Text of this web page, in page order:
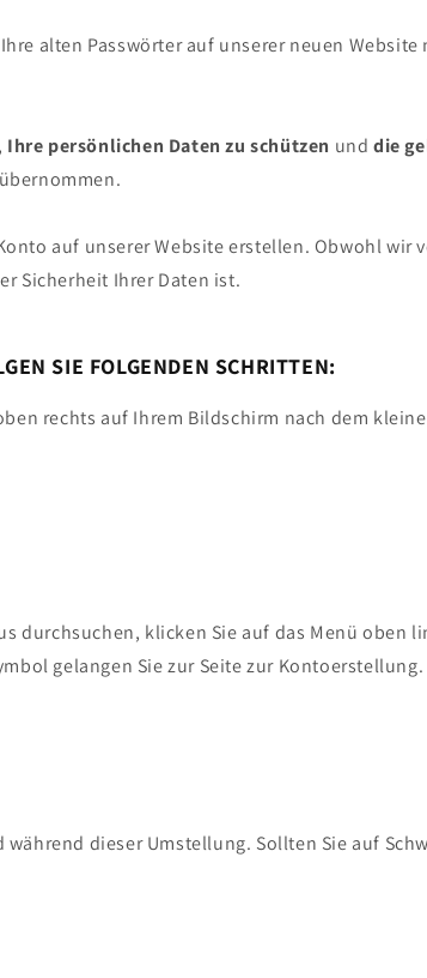
alten Passwörter auf unserer neuen
Ihre persönlichen Daten zu schützen und die
auf unserer Website erstellen. Obwohl
Sicherheit Ihrer Daten ist.
SIE FOLGENDEN SCHRITTEN:
rechts auf Ihrem Bildschirm nach dem
durchsuchen, klicken Sie auf das Menü oben
gelangen Sie zur Seite zur Kontoerstellung.
dieser Umstellung. Sollten Sie auf